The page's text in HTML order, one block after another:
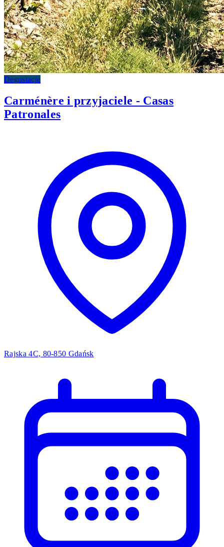
Degustacje
Carménère i przyjaciele - Casas
Patronales
Rajska 4C, 80-850 Gdańsk